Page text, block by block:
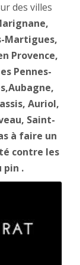
des villes
Martigues,
Provence,
Pennes-
Auriol,
Saint-
à faire un
contre les
pin .